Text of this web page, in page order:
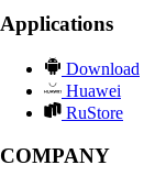
Applications
Download
Huawei
RuStore
COMPANY